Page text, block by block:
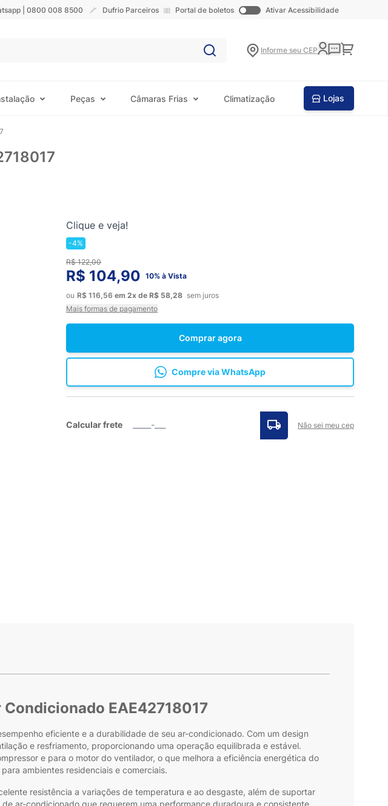
| 0800 008 8500 Dufrio Parceiros Portal de boletos Ativar Acessibilidade
Informe seu CEP Carrinho
Peças Câmaras Frias Climatização Lojas
Clique e veja!
-4%
Comprar agora
R$ 104,90 10% à Vista
ou R$ 116,56 em 2x de R$ 58,28 sem juros
Mais formas de pagamento
Compre via WhatsApp
R$ 122,00
Calcular frete Não sei meu cep
Condicionado EAE42718017
eficiente e a durabilidade de seu ar-condicionado. Com um design
e resfriamento, proporcionando uma operação equilibrada e estável.
e para o motor do ventilador, o que melhora a eficiência energética do
ambientes residenciais e comerciais.
resistência a variações de temperatura e ao desgaste, além de suportar
ar-condicionado que requerem uma performance duradoura e consistente,